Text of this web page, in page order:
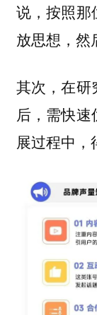
说，按照那
放思想，然
其次，在研
后，需快
展过程中，